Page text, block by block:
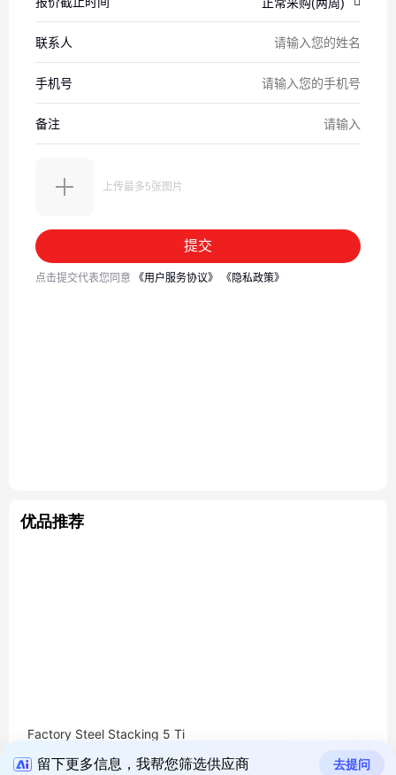
优品推荐
Factory Steel Stacking 5 Ti
Rack For Shelves Factory P
留下更多信息，我帮您筛选供应商 去提问